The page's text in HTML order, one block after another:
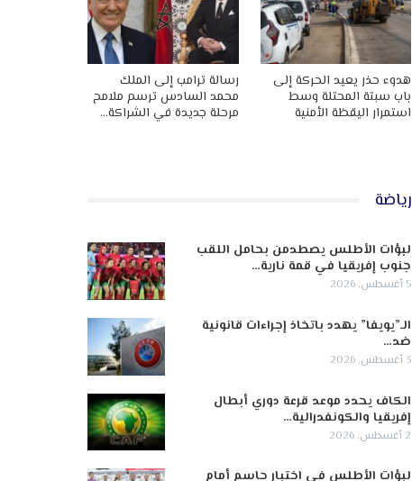
هدوء حذر يعيد الحركة إلى
باب سبتة المحتلة وسط
استمرار اليقظة الأمنية
رسالة ترامب إلى الملك
محمد السادس ترسم ملامح
مرحلة جديدة في الشراكة…
رياضة
لبؤات الأطلس يصطدمن بحامل اللقب
جنوب إفريقيا في قمة نارية…
5 أغسطس, 2026
الـ”يويفا” يهدد باتخاذ إجراءات قانونية
ضد…
3 أغسطس, 2026
الكاف يحدد موعد قرعة دوري أبطال
إفريقيا والكونفدرالية…
2 أغسطس, 2026
لبؤات الأطلس في اختبار حاسم أمام